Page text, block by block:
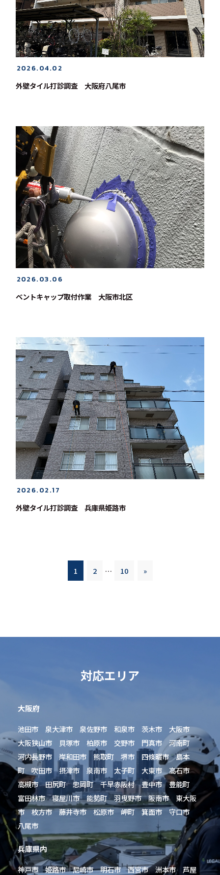
2026.04.02
外壁タイル打診調査 大阪府八尾市
2026.03.06
ベントキャップ取付作業 大阪市北区
2026.02.17
外壁タイル打診調査 兵庫県姫路市
1 2 … 10 »
対応エリア
大阪府
池田市 泉大津市 泉佐野市 和泉市 茨木市 大阪市
大阪狭山市 貝塚市 柏原市 交野市 門真市 河南町
河内長野市 岸和田市 熊取町 堺市 四條畷市 島本
町 吹田市 摂津市 泉南市 太子町 大東市 高石市
高槻市 田尻町 忠岡町 千早赤阪村 豊中市 豊能町
富田林市 寝屋川市 能勢町 羽曳野市 阪南市 東大阪
市 枚方市 藤井寺市 松原市 岬町 箕面市 守口市
八尾市
兵庫県内
神戸市 姫路市 尼崎市 明石市 西宮市 洲本市 芦屋